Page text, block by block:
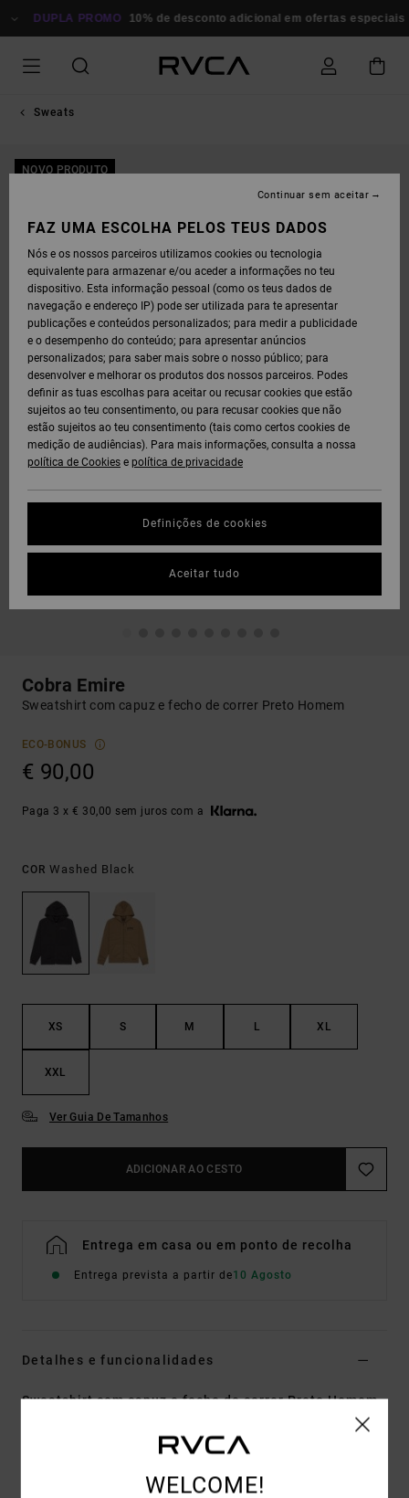
PARA DUPLA PROMO 10% de desconto adicional em ofertas especiais
Sweats
NOVO PRODUTO
Cobra Emire
Sweatshirt com capuz e fecho de correr Preto Homem
ECO-BONUS
€ 90,00
Paga 3 x € 30,00 sem juros com a
COR Washed Black
XS S M L XL
XXL
Ver Guia De Tamanhos
ADICIONAR AO CESTO
Entrega em casa ou em ponto de recolha
Entrega prevista a partir de10 Agosto
Detalhes e funcionalidades
Sweatshirt com capuz e fecho de correr Preto Homem
Código de Cor
WELCOME!
FAZ UMA ESCOLHA PELOS TEUS DADOS
Nós e os nossos parceiros utilizamos cookies ou tecnologia
equivalente para armazenar e/ou aceder a informações no teu
dispositivo. Esta informação pessoal (como os teus dados de
navegação e endereço IP) pode ser utilizada para te apresentar
publicações e conteúdos personalizados; para medir a publicidade
e o desempenho do conteúdo; para apresentar anúncios
personalizados; para saber mais sobre o nosso público; para
desenvolver e melhorar os produtos dos nossos parceiros. Podes
definir as tuas escolhas para aceitar ou recusar cookies que estão
sujeitos ao teu consentimento, ou para recusar cookies que não
estão sujeitos ao teu consentimento (tais como certos cookies de
medição de audiências). Para mais informações, consulta a nossa
política de Cookies e política de privacidade
Definições de cookies
Continuar sem aceitar
Aceitar tudo